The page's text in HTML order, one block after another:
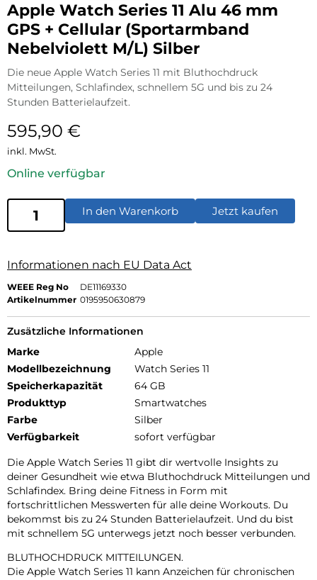
Apple Watch Series 11 Alu 46 mm
GPS + Cellular (Sportarmband
Nebelviolett M/L) Silber
Die neue Apple Watch Series 11 mit Bluthochdruck
Mitteilungen, Schlafindex, schnellem 5G und bis zu 24
Stunden Batterielaufzeit.
595,90 €
inkl. MwSt.
Online verfügbar
In den Warenkorb Jetzt kaufen
Informationen nach EU Data Act
WEEE Reg No
DE11169330
Artikelnummer 0195950630879
Zusätzliche Informationen
Marke
Apple
Modellbezeichnung
Watch Series 11
Speicherkapazität
64 GB
Produkttyp
Smartwatches
Farbe
Silber
Verfügbarkeit
sofort verfügbar
Die Apple Watch Series 11 gibt dir wertvolle Insights zu
deiner Gesundheit wie etwa Bluthochdruck Mitteilungen und
Schlafindex. Bring deine Fitness in Form mit
fortschrittlichen Messwerten für alle deine Workouts. Du
bekommst bis zu 24 Stunden Batterielaufzeit. Und du bist
mit schnellem 5G unterwegs jetzt noch besser verbunden.
BLUTHOCHDRUCK MITTEILUNGEN.
Die Apple Watch Series 11 kann Anzeichen für chronischen